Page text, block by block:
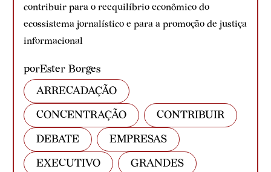
contribuir para o reequilíbrio econômico do
ecossistema jornalístico e para a promoção de justiça
informacional
porEster Borges
ARRECADAÇÃO
CONCENTRAÇÃO
CONTRIBUIR
DEBATE
EMPRESAS
EXECUTIVO
GRANDES